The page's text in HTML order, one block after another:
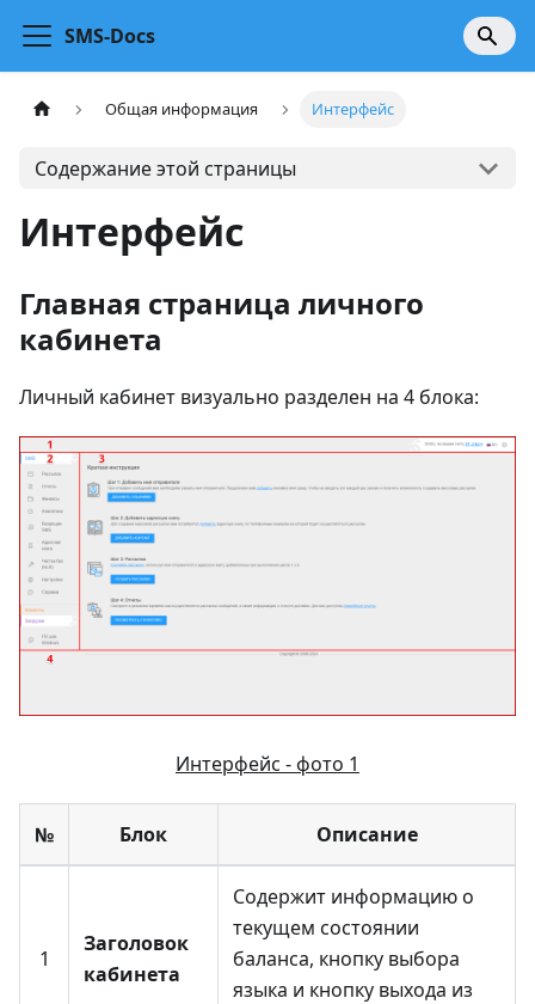
SMS-Docs
Общая информация Интерфейс
Содержание этой страницы
Интерфейс
Главная страница личного
кабинета
Личный кабинет визуально разделен на 4 блока:
Интерфейс - фото 1
№ Блок Описание
1
Заголовок
кабинета
Содержит информацию о
текущем состоянии
баланса, кнопку выбора
языка и кнопку выхода из